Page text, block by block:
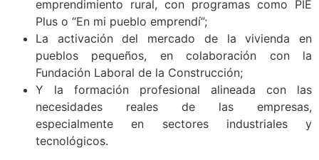
provincia;
La consolidación de un modelo propio de
emprendimiento rural, con programas como PIE
Plus o “En mi pueblo emprendí”;
La activación del mercado de la vivienda en
pueblos pequeños, en colaboración con la
Fundación Laboral de la Construcción;
Y la formación profesional alineada con las
necesidades reales de las empresas,